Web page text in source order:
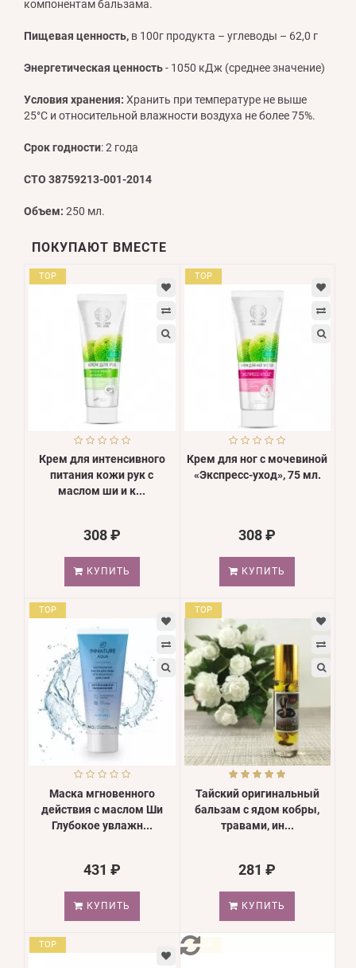
компонентам бальзама.
Пищевая ценность, в 100г продукта – углеводы – 62,0 г
Энергетическая ценность- 1050 кДж (среднее значение)
Условия хранения: Хранить при температуре не выше
25°С и относительной влажности воздуха не более 75%.
Срок годности: 2 года
СТО 38759213-001-2014
Объем: 250 мл.
ПОКУПАЮТ ВМЕСТЕ
TOP
Крем для интенсивного
питания кожи рук с
маслом ши и к...
308 ₽
КУПИТЬ
TOP
Крем для ног с мочевиной
«Экспресс-уход», 75 мл.
308 ₽
КУПИТЬ
TOP
Маска мгновенного
действия с маслом Ши
Глубокое увлажн...
431 ₽
КУПИТЬ
TOP
Тайский оригинальный
бальзам с ядом кобры,
травами, ин...
281 ₽
КУПИТЬ
TOP TOP